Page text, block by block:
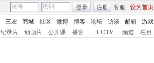
客服 设为首页
登录 注册
三农 商城 社区 微博 博客 论坛 访谈 邮箱
游戏
纪录片 动画片 公开课 播客 CCTV 频道 栏目